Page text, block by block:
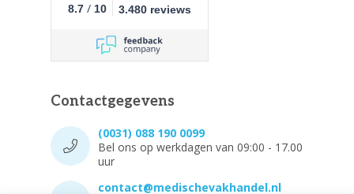
8.7 / 10 3.480 reviews
Contactgegevens
(0031) 088 190 0099
Bel ons op werkdagen van 09:00 - 17.00
uur
contact@medischevakhandel.nl